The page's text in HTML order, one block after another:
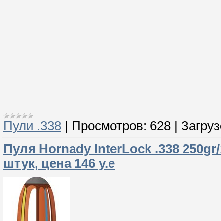
Пули .338 | Просмотров: 628 |
Пуля Hornady InterLock .338
штук, цена 146 у.е